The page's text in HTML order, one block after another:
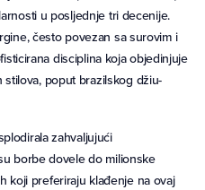
u posljednje tri decenije.
često povezan sa surovim i
disciplina koja objedinjuje
poput brazilskog džiu-
zahvaljujući
borbe dovele do milionske
koji preferiraju klađenje na ovaj